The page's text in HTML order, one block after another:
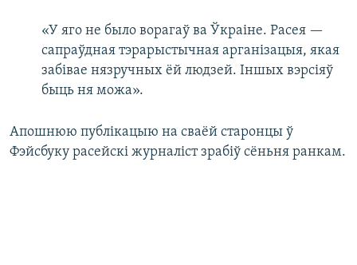
«У яго не было ворагаў ва Ўкраіне. Расея —
сапраўдная тэрарыстычная арганізацыя, якая
забівае нязручных ёй людзей. Іншых вэрсіяў
быць ня можа».
Апошнюю публікацыю на сваёй старонцы ў
Фэйсбуку расейскі журналіст зрабіў сёньня ранкам.